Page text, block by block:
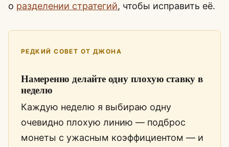
о разделении стратегий, чтобы исправить её.
РЕДКИЙ СОВЕТ ОТ ДЖОНА
Намеренно делайте одну плохую ставку в
неделю
Каждую неделю я выбираю одну
очевидно плохую линию — подброс
монеты с ужасным коэффициентом — и